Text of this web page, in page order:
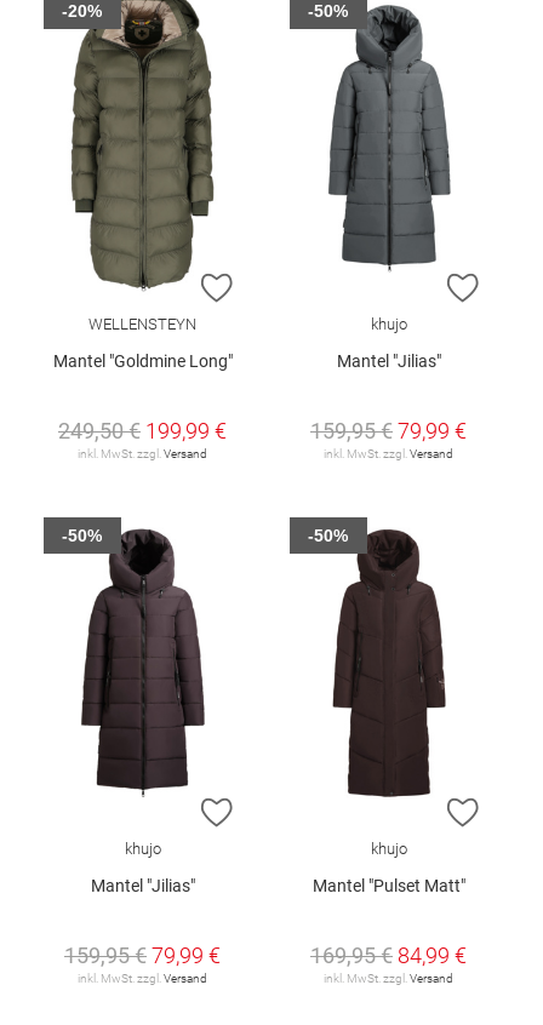
ZUR WUNSCHLISTE HINZUFÜGEN
WELLENSTEYN
Mantel "Goldmine Long"
249,50 € 199,99 €
inkl. MwSt. zzgl. Versand
-20%
ZUR
khujo
Mantel "Jilias"
159,95 €79,99 €
inkl. MwSt. zzgl. Versand
-50%
ZUR WUNSCHLISTE HINZUFÜGEN
khujo
Mantel "Jilias"
159,95 €79,99 €
inkl. MwSt. zzgl. Versand
-50%
ZUR
khujo
Mantel "Pulset Matt"
169,95 € 84,99 €
inkl. MwSt. zzgl. Versand
-50%